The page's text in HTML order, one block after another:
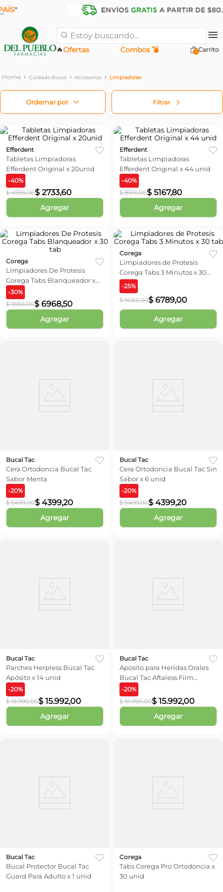
Estoy buscando...
Ofertas
🔥 Combos 💣 0
Cuidado Bucal Accesorios Limpiadores
Filtrar
Efferdent
Tabletas Limpiadoras
Efferdent Original x 20unid
-40%
$ 4556,00$ 2733,60
Agregar
Efferdent
Tabletas Limpiadoras
Efferdent Original x 44 unid
-40%
$ 8613,00$ 5167,80
Agregar
Corega
Limpiadores De Protesis
Corega Tabs Blanqueador x
30 tab
-30%
$ 9955,00$ 6968,50
Agregar
Corega
Limpiadores de Protesis
Corega Tabs 3 Minutos x 30
tab
-25%
$ 9052,00$ 6789,00
Agregar
Bucal Tac
Cera Ortodoncia Bucal Tac
Sabor Menta
-20%
$ 5499,00$ 4399,20
Agregar
Bucal Tac
Cera Ortodoncia Bucal Tac Sin
Sabor x 6 unid
-20%
$ 5499,00$ 4399,20
Agregar
Bucal Tac
Parches Herpless Bucal Tac
Apósito x 14 unid
-20%
$ 19.990,00$ 15.992,00
Agregar
Bucal Tac
Aposito para Heridas Orales
Bucal Tac Aftaless Film
Bioadhesivo x 10 unid
-20%
$ 19.990,00$ 15.992,00
Agregar
Bucal Tac
Bucal Protector Bucal Tac
Guard Para Adulto x 1 unid
Corega
Tabs Corega Pro Ortodoncia x
30 unid